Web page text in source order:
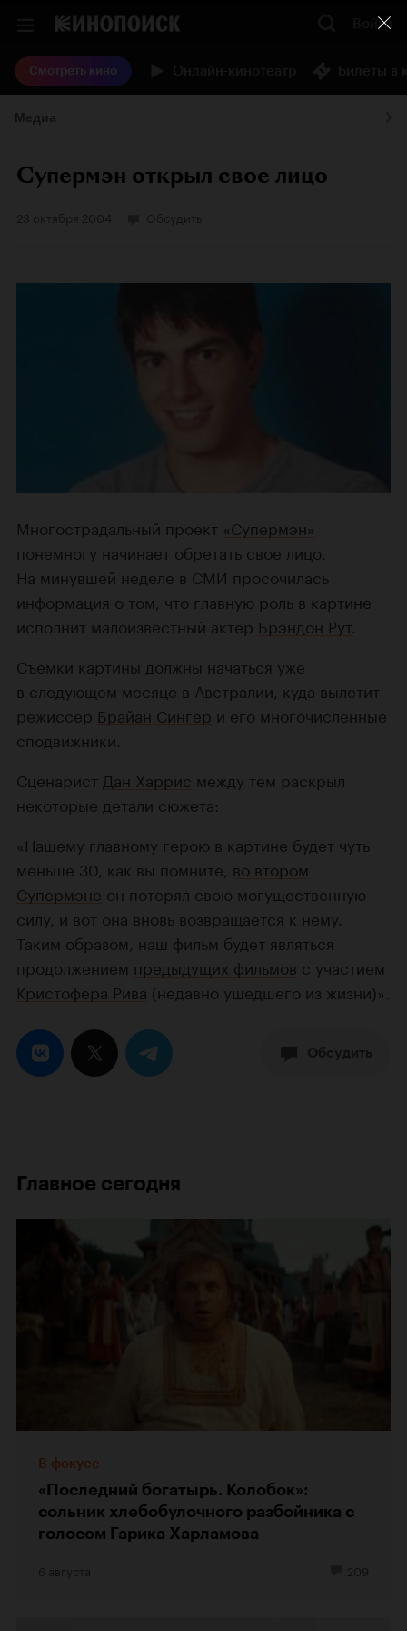
Войти
Смотреть кино
Супермэн открыл свое лицо
Многострадальный проект «Супермэн»
понемногу начинает обретать свое лицо.
На минувшей неделе в СМИ просочилась
информация о том, что главную роль в картине
исполнит малоизвестный актер Брэндон Рут
Съемки картины должны начаться уже
в следующем месяце в Австралии, куда вылетит
режиссер Брайан Сингер и его многочисленные
сподвижники.
Сценарист Дан Харрис между тем раскрыл
некоторые детали сюжета:
«Нашему главному герою в картине будет чуть
меньше 30, как вы помните, во втором
Супермэне он потерял свою могущественную
силу, и вот она вновь возвращается к нему.
Таким образом, наш фильм будет являться
продолжением предыдущих фильмов с участием
Кристофера Рива (недавно ушедшего из жизни)».
Главное сегодня
В фокусе
«Последний богатырь. Колобок»:
сольник хлебобулочного разбойника с
голосом Гарика Харламова